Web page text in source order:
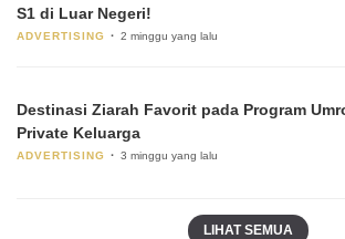
S1 di Luar Negeri!
ADVERTISING 2 minggu yang lalu
Destinasi Ziarah Favorit pada Program
Private Keluarga
ADVERTISING 3 minggu yang lalu
LIHAT SEMUA